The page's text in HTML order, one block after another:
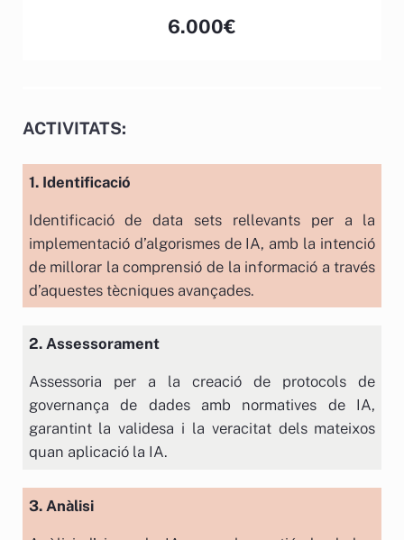
6.000€
ACTIVITATS:
1. Identificació
Identificació de data sets rellevants per a la
implementació d’algorismes de IA, amb la intenció
de millorar la comprensió de la informació a través
d’aquestes tècniques avançades.
2. Assessorament
Assessoria per a la creació de protocols de
governança de dades amb normatives de IA,
garantint la validesa i la veracitat dels mateixos
quan aplicació la IA.
3. Anàlisi